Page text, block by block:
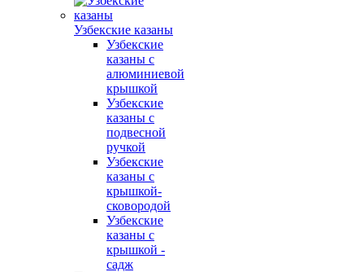
Узбекские казаны
Узбекские
казаны с
алюминиевой
крышкой
Узбекские
казаны с
подвесной
ручкой
Узбекские
казаны с
крышкой-
сковородой
Узбекские
казаны с
крышкой -
садж